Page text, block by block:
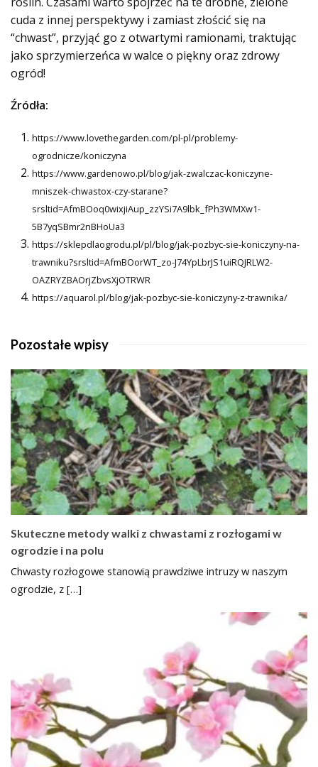
cuda z innej perspektywy i zamiast złościć się na
“chwast”, przyjąć go z otwartymi ramionami, traktując
jako sprzymierzeńca w walce o piękny oraz zdrowy
ogród!
Źródła:
https://www.lovethegarden.com/pl-pl/problemy-
ogrodnicze/koniczyna
https://www.gardenowo.pl/blog/jak-zwalczac-koniczyne-
mniszek-chwastox-czy-starane?
srsltid=AfmBOoq0wixjiAup_zzYSi7A9lbk_fPh3WMXw1-
5B7yqSBmr2nBHoUa3
https://sklepdlaogrodu.pl/pl/blog/jak-pozbyc-sie-koniczyny-na-
trawniku?srsltid=AfmBOorWT_zo-J74YpLbrJS1uiRQJRLW2-
OAZRYZBAOrjZbvsXjOTRWR
https://aquarol.pl/blog/jak-pozbyc-sie-koniczyny-z-trawnika/
Pozostałe wpisy
Skuteczne metody walki z chwastami z rozłogami w
ogrodzie i na polu
Chwasty rozłogowe stanowią prawdziwe intruzy w naszym
ogrodzie, z […]